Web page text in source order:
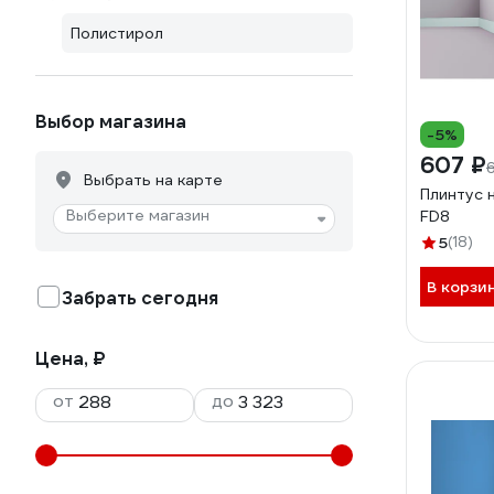
Полистирол
Выбор магазина
Выбрать на карте
Выберите магазин
Забрать сегодня
Цена, ₽
от
до
-5%
607 ₽
Плинтус
FD8
5(18)
В